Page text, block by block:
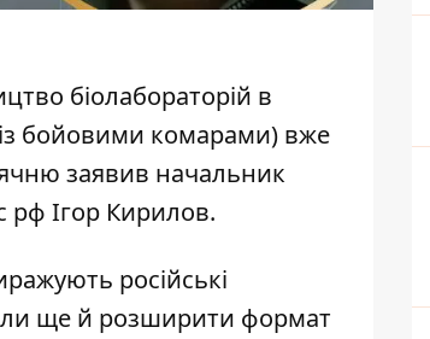
біолабораторій в
із бойовими комарами) вже
заявив начальник
рф Ігор Кирилов.
російські
ще й розширити формат